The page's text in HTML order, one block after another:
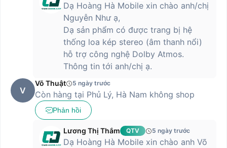
Kết nối không dây
Hỗ trợ 5G
Bluetooth 5.4
Wi-Fi 802.11 a/b/g/n/ac, băng tần
kép
Hỗ trợ NFC
Cổng sạc USB Type-C
Pin & Sạc
Dung lượng pin
5110mAh
Công nghệ sạc
Sạc nhanh HyperCharge 120W
Dạ Hoàng Hà Mobile xin chào anh/chị
Nguyễn Như ạ,
Dạ sản phẩm có được trang bị hệ
thống loa kép stereo (âm thanh nổi)
hỗ trợ công nghệ Dolby Atmos.
Thông tin tới anh/chị ạ.
V
Võ Thuật 5 ngày trước
Còn hàng tại Phủ Lý, Hà Nam không shop
Phản hồi
Lương Thị Thắm QTV 5 ngày trước
Dạ Hoàng Hà Mobile xin chào anh Võ